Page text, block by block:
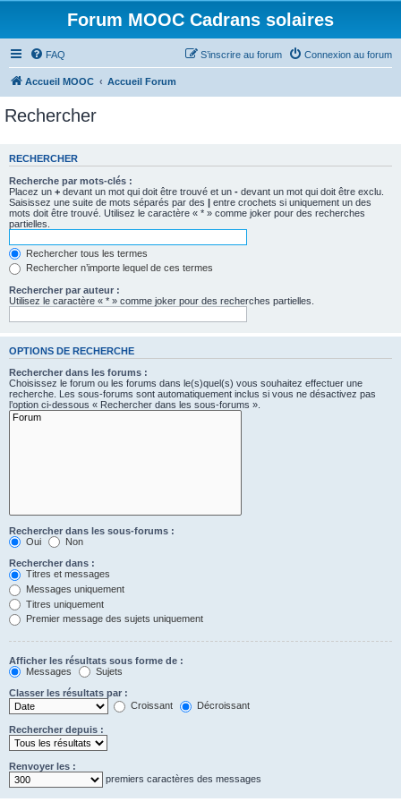
Forum MOOC Cadrans solaires
FAQ Connexion au forum
S’inscrire au forum
Accueil MOOC Accueil Forum
Rechercher
RECHERCHER
Recherche par mots-clés :
Placez un + devant un mot qui doit être trouvé et un - devant un mot qui doit être exclu.
Saisissez une suite de mots séparés par des | entre crochets si uniquement un des
mots doit être trouvé. Utilisez le caractère « * » comme joker pour des recherches
partielles.
Rechercher tous les termes
Rechercher n’importe lequel de ces termes
Rechercher par auteur :
Utilisez le caractère « * » comme joker pour des recherches partielles.
OPTIONS DE RECHERCHE
Rechercher dans les forums :
Choisissez le forum ou les forums dans le(s)quel(s) vous souhaitez effectuer une
recherche. Les sous-forums sont automatiquement inclus si vous ne désactivez pas
l’option ci-dessous « Rechercher dans les sous-forums ».
Rechercher dans les sous-forums :
Oui
Non
Rechercher dans :
Titres et messages
Messages uniquement
Titres uniquement
Premier message des sujets uniquement
Afficher les résultats sous forme de :
Messages
Sujets
Classer les résultats par :
Croissant
Décroissant
Rechercher depuis :
Renvoyer les :
premiers caractères des messages